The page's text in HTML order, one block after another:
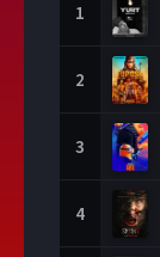
1
2
3
4